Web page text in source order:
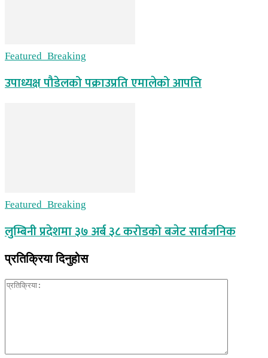
Featured_Breaking
उपाध्यक्ष पौडेलको पक्राउप्रति एमालेको आपत्ति
Featured_Breaking
लुम्बिनी प्रदेशमा ३७ अर्ब ३८ करोडको बजेट सार्वजनिक
प्रतिक्रिया दिनुहोस